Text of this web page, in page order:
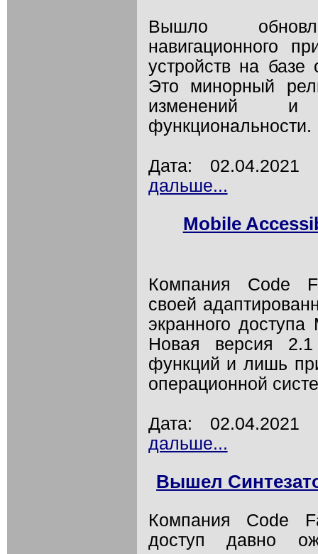
Вышло
навигационного
устройств на
Это минорный
изменений и
функциональности.
Дата:
дальше...
Mobile
Компания Code
своей
экранного
Новая версия
функций и лишь
операционной
Дата:
дальше...
Вышел
Компания Code
доступ давно